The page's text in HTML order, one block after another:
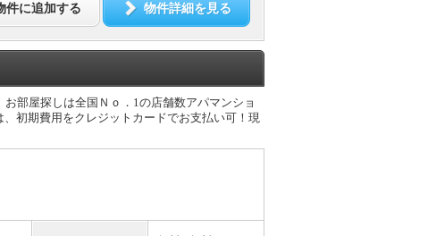
件に追加する 物件詳細を見る
部屋探しは全国Ｎｏ．1の店舗数アパマンショ
初期費用をクレジットカードでお支払い可！現